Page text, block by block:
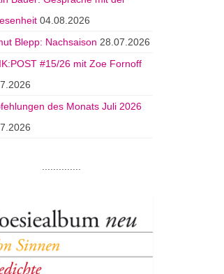
04.08.2026
Blepp: Nachsaison 28.07.2026
#15/26 mit Zoe Fornoff
des Monats Juli 2026